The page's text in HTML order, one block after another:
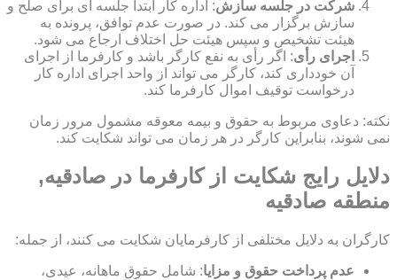
شرکت در جلسه سازش: اداره کار ابتدا جلسه ای برای صلح و
سازش برگزار می کند. در صورت عدم توافق، پرونده به
هیئت تشخیص و سپس هیئت حل اختلاف ارجاع می شود.
اجرای رأی: اگر رأی به نفع کارگر باشد و کارفرما از اجرای
آن خودداری کند، کارگر می تواند از واحد اجرای اداره کار
درخواست توقیف اموال کارفرما کند.
نکته: دعاوی مربوط به حقوق و بیمه معوقه مشمول مرور زمان
نمی شوند، بنابراین کارگر در هر زمان می تواند شکایت کند.
دلایل رایج شکایت از کارفرما در صادقیه,
منطقه صادقیه
کارگران به دلایل مختلفی از کارفرمایان شکایت می کنند، از جمله:
عدم پرداخت حقوق و مزایا: شامل حقوق ماهانه، عیدی،